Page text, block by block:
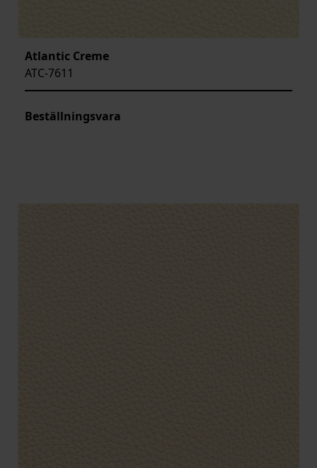
Atlantic Creme
ATC-7611
Beställningsvara